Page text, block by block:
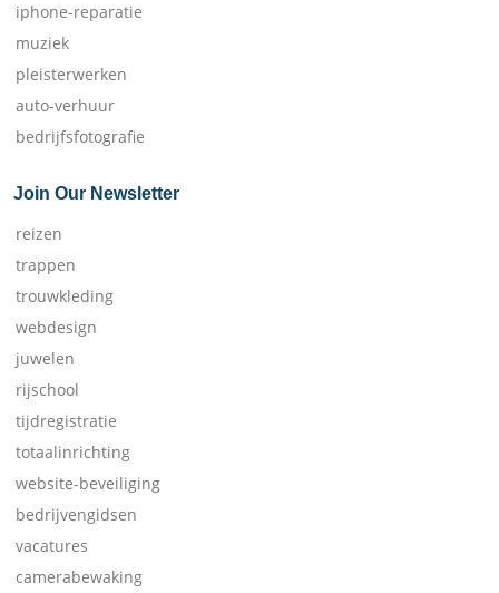
iphone-reparatie
muziek
pleisterwerken
auto-verhuur
bedrijfsfotografie
Join Our Newsletter
reizen
trappen
trouwkleding
webdesign
juwelen
rijschool
tijdregistratie
totaalinrichting
website-beveiliging
bedrijvengidsen
vacatures
camerabewaking